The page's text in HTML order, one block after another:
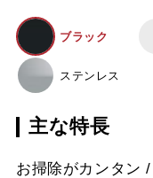
ブラック
ステンレス
主な特長
お掃除がカンタン